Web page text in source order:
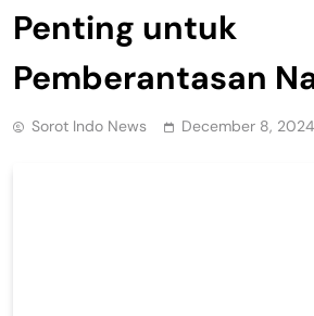
Penting untuk
Pemberantasan
Sorot Indo News December 8, 2024